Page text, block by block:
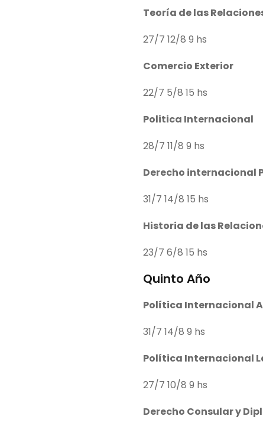
Teoría de las
27/7 12/8 9 hs
Comercio Exterior
22/7 5/8 15 hs
Politica Internacional
28/7 11/8 9 hs
Derecho internacional
31/7 14/8 15 hs
Historia de las
23/7 6/8 15 hs
Quinto Año
Política Internacional
31/7 14/8 9 hs
Política Internacional
27/7 10/8 9 hs
Derecho Consular y